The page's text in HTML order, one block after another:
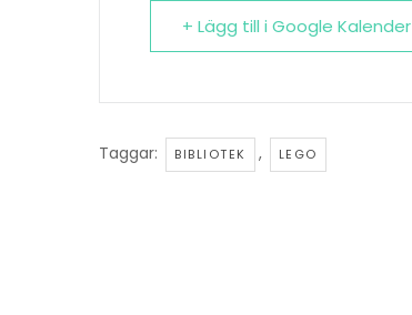
+ Lägg till i Google Kalender
Taggar: BIBLIOTEK , LEGO